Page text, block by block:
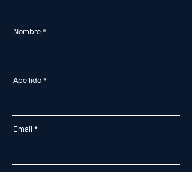
Nombre
Apellido
Email
en línea
en línea